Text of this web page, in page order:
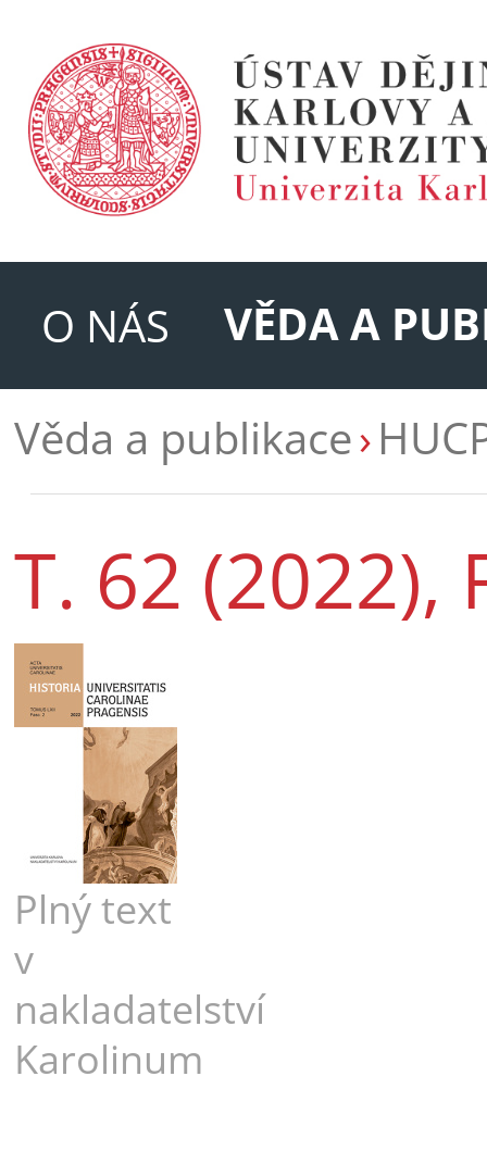
O NÁS
VĚDA A
Věda a publikace
T. 62 (2022),
Plný text
v
nakladatelství
Karolinum